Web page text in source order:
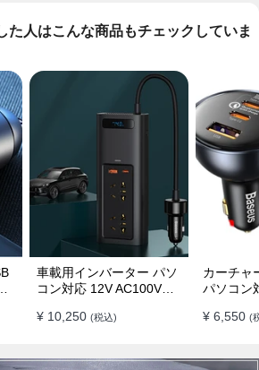
た人はこんな商品もチェックしていま
車載用インバーター パソ
コン対応 12V AC100V
レイ付き 静音タイプ
¥ 10,250 (税込)
カーチャ
パソコン
ガーソケ
¥ 6,550 (